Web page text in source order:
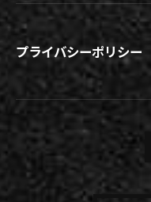
プライバシーポリシー